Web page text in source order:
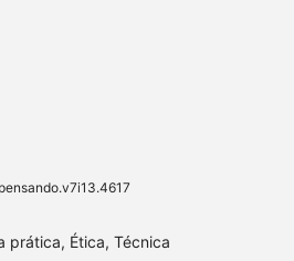
prática, Ética, Técnica